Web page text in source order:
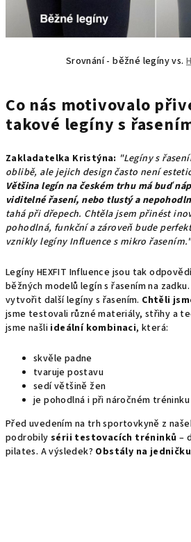
Srovnání - běžné legíny vs.
Co nás motivovalo
takové legíny s
Zakladatelka Kristýna: "Legíny s
oblibě, ale jejich design často není
Většina legín na českém trhu má buď
viditelné řasení, nebo tlustý a
tahá při dřepech. Chtěla jsem přinést
pohodlná, funkční a zároveň bude
vznikly legíny Influence s mikro řasením."
Legíny HEXFIT Influence jsou tak
běžných modelů legín s řasením na
vytvořit další legíny s řasením. Chtěli
jsme testovali různé materiály, střihy a
jsme našli ideální kombinaci, která:
skvěle padne
tvaruje postavu
sedí většině žen
je pohodlná i při náročném tréninku
Před uvedením na trh sportovkyně z
podrobilysérii testovacích tréninků –
pilates. A výsledek? Obstály na